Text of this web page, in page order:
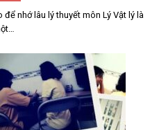
nhớ lâu lý thuyết môn Lý Vật lý là